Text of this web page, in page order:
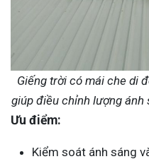
Giếng trời có mái che di
giúp điều chỉnh lượng ánh
Ưu điểm:
Kiểm soát ánh sáng